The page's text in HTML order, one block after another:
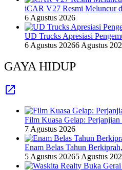
iCAR V27 Resmi Meluncur
6 Agustus 2026
UD Trucks Apresiasi
6 Agustus 20266 Agustus
GAYA HIDUP
Film Kuasa Gelap:
7 Agustus 2026
Enam Belas Tahun
5 Agustus 20265 Agustus